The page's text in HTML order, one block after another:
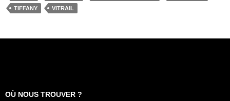
TIFFANY
VITRAIL
OÙ NOUS TROUVER ?